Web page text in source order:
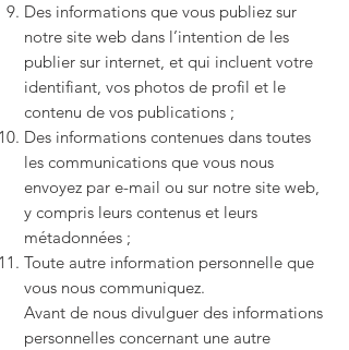
Des informations que vous publiez sur
notre site web dans l’intention de les
publier sur internet, et qui incluent votre
identifiant, vos photos de profil et le
contenu de vos publications ;
Des informations contenues dans toutes
les communications que vous nous
envoyez par e-mail ou sur notre site web,
y compris leurs contenus et leurs
métadonnées ;
Toute autre information personnelle que
vous nous communiquez.
Avant de nous divulguer des informations
personnelles concernant une autre